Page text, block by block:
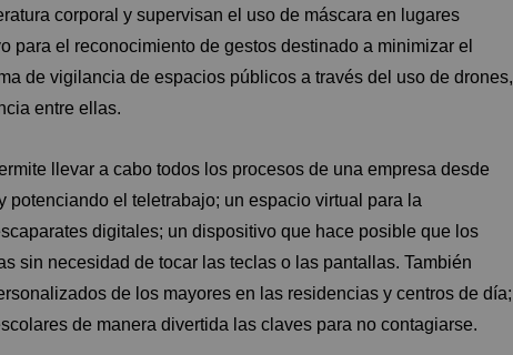
corporal y supervisan el uso de máscara en lugares
el reconocimiento de gestos destinado a minimizar el
de vigilancia de espacios públicos a través del uso de drones,
entre ellas.
llevar a cabo todos los procesos de una empresa desde
potenciando el teletrabajo; un espacio virtual para la
digitales; un dispositivo que hace posible que los
sin necesidad de tocar las teclas o las pantallas. También
de los mayores en las residencias y centros de día;
de manera divertida las claves para no contagiarse.